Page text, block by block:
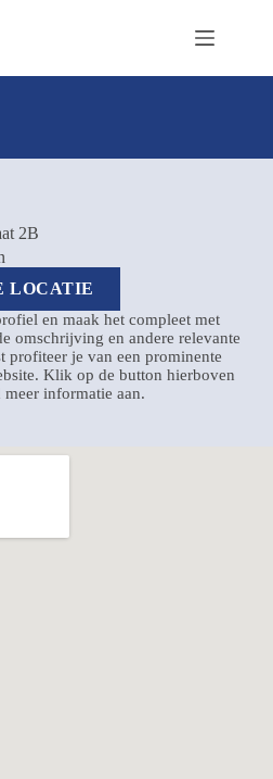
2B
LOCATIE
en maak het compleet met
omschrijving en andere relevante
profiteer je van een prominente
Klik op de button hierboven
informatie aan.